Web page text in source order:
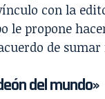
con la
le propone
de
del mundo»